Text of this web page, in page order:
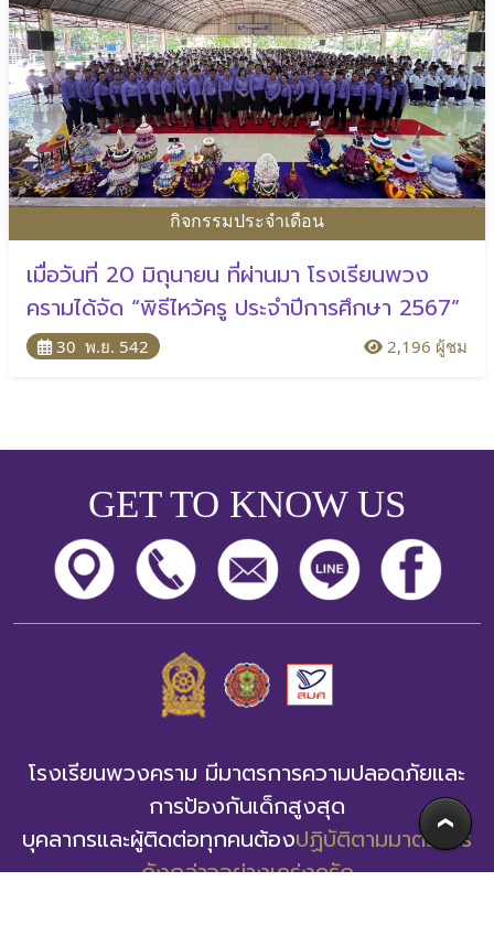
กิจกรรมประจำเดือน
เมื่อวันที่ 20 มิถุนายน ที่ผ่านมา โรงเรียนพวง
ครามได้จัด “พิธีไหว้ครู ประจำปีการศึกษา 2567”
30 พ.ย. 542 2,196 ผู้ชม
GET TO KNOW US
โรงเรียนพวงคราม มีมาตรการความปลอดภัยและ
การป้องกันเด็กสูงสุด
บุคลากรและผู้ติดต่อทุกคนต้องปฏิบัติตามมาตรการ
ดังกล่าวอย่างเคร่งครัด